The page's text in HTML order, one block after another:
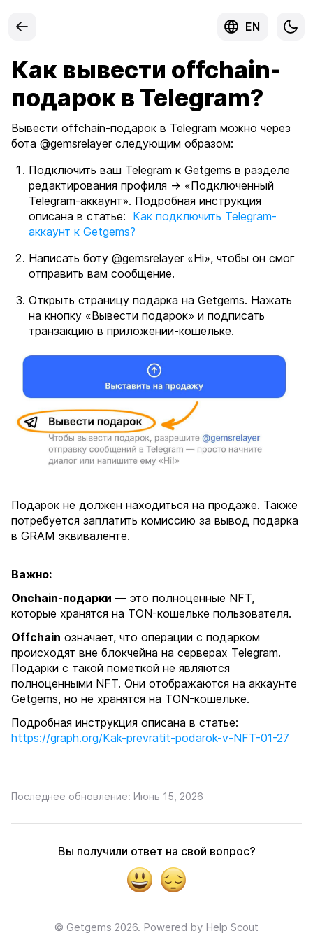
EN
Как вывести offchain-
подарок в Telegram?
Вывести offchain-подарок в Telegram можно через
бота @gemsrelayer следующим образом:
Подключить ваш Telegram к Getgems в разделе
редактирования профиля → «Подключенный
Telegram-аккаунт». Подробная инструкция
описана в статье: Как подключить Telegram-
аккаунт к Getgems?
Написать боту @gemsrelayer «Hi», чтобы он смог
отправить вам сообщение.
Открыть страницу подарка на Getgems. Нажать
на кнопку «Вывести подарок» и подписать
транзакцию в приложении-кошельке.
Подарок не должен находиться на продаже. Также
потребуется заплатить комиссию за вывод подарка
в GRAM эквиваленте.
Важно:
Onchain-подарки — это полноценные NFT,
которые хранятся на TON-кошельке пользователя.
Offchain означает, что операции с подарком
происходят вне блокчейна на серверах Telegram.
Подарки с такой пометкой не являются
полноценными NFT. Они отображаются на аккаунте
Getgems, но не хранятся на TON-кошельке.
Подробная инструкция описана в статье:
https://graph.org/Kak-prevratit-podarok-v-NFT-01-27
Последнее обновление: Июнь 15, 2026
Вы получили ответ на свой вопрос?
Yes No
© Getgems 2026. Powered by Help Scout